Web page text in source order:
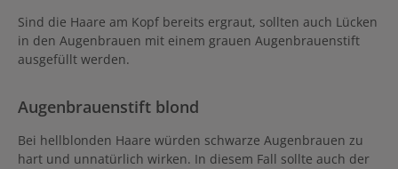
Sind die Haare am Kopf bereits ergraut, sollten auch Lücken
in den Augenbrauen mit einem grauen Augenbrauenstift
ausgefüllt werden.
Augenbrauenstift blond
Bei hellblonden Haare würden schwarze Augenbrauen zu
hart und unnatürlich wirken. In diesem Fall sollte auch der